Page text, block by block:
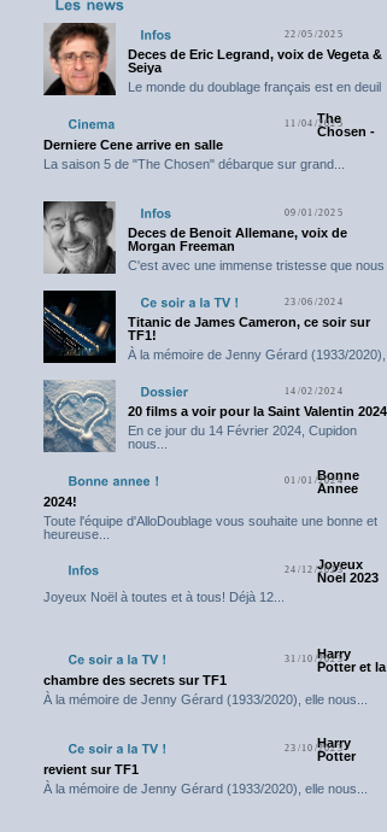
22/05/2025
Deces de Eric Legrand, voix de Vegeta &
Seiya
Le monde du doublage français est en deuil
11/04/2025
The
Chosen -
Derniere Cene arrive en salle
La saison 5 de "The Chosen" débarque sur grand...
09/01/2025
Deces de Benoit Allemane, voix de
Morgan Freeman
C'est avec une immense tristesse que nous
23/06/2024
Titanic de James Cameron, ce soir sur
TF1!
À la mémoire de Jenny Gérard (1933/2020),
14/02/2024
20 films a voir pour la Saint Valentin 2024
En ce jour du 14 Février 2024, Cupidon
nous...
01/01/2024
Bonne
Annee
2024!
Toute l'équipe d'AlloDoublage vous souhaite une bonne et
heureuse...
24/12/2023
Joyeux
Noel 2023
Joyeux Noël à toutes et à tous! Déjà 12...
31/10/2023
Harry
Potter et la
chambre des secrets sur TF1
À la mémoire de Jenny Gérard (1933/2020), elle nous...
23/10/2023
Harry
Potter
revient sur TF1
À la mémoire de Jenny Gérard (1933/2020), elle nous...